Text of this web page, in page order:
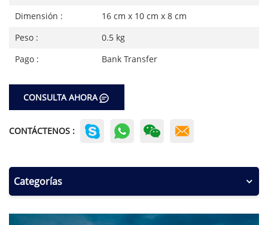
Dimensión :
16 cm x 10 cm x 8 cm
Peso :
0.5 kg
Pago :
Bank Transfer
CONSULTA AHORA
CONTÁCTENOS :
Categorías